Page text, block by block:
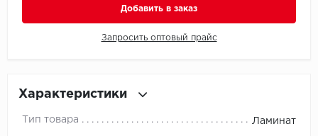
Made in Belgium
Natisston
Добавить в заказ
Запросить оптовый прайс
Характеристики
Тип товара Ламинат